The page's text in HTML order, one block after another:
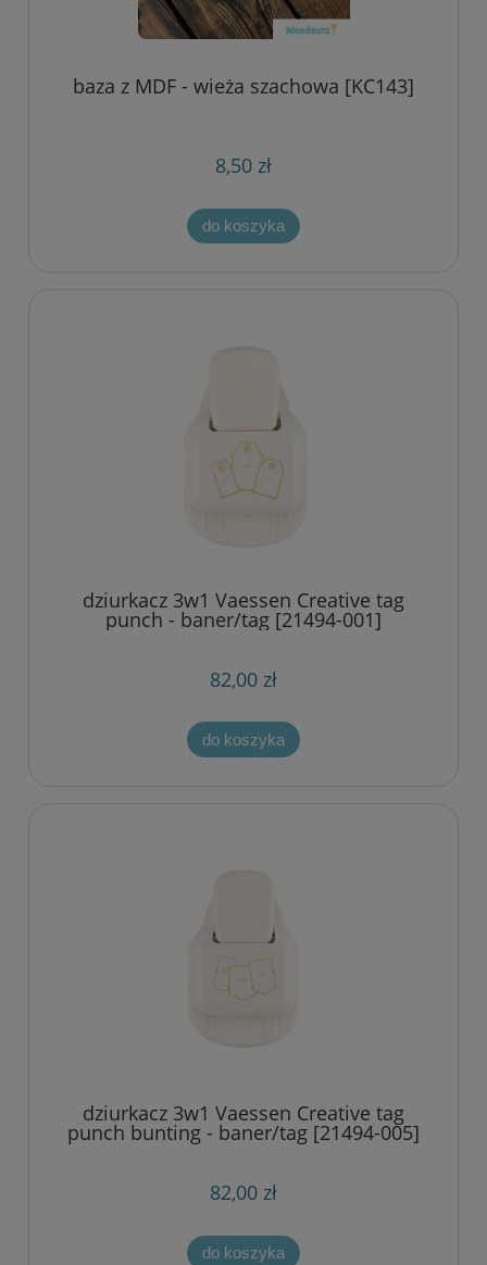
baza z MDF - wieża szachowa [KC143]
8,50 zł
do koszyka
dziurkacz 3w1 Vaessen Creative tag
punch - baner/tag [21494-001]
82,00 zł
do koszyka
dziurkacz 3w1 Vaessen Creative tag
punch bunting - baner/tag [21494-005]
82,00 zł
do koszyka